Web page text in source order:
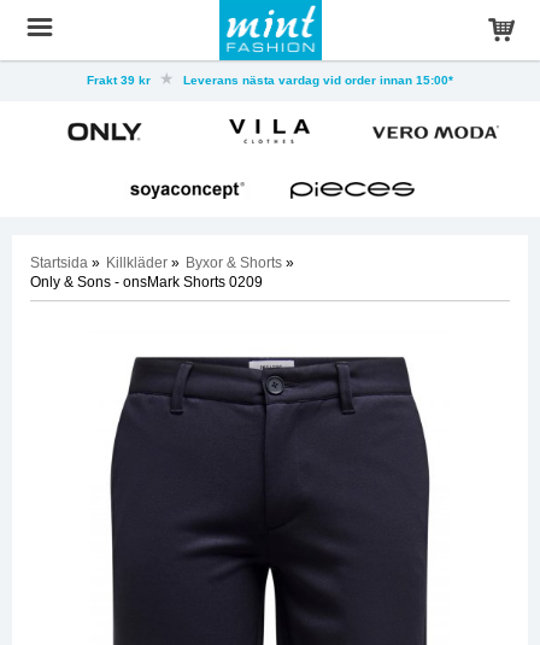
Frakt 39 kr Leverans nästa vardag vid order innan 15:00*
Startsida » Killkläder » Byxor & Shorts »
Only & Sons - onsMark Shorts 0209